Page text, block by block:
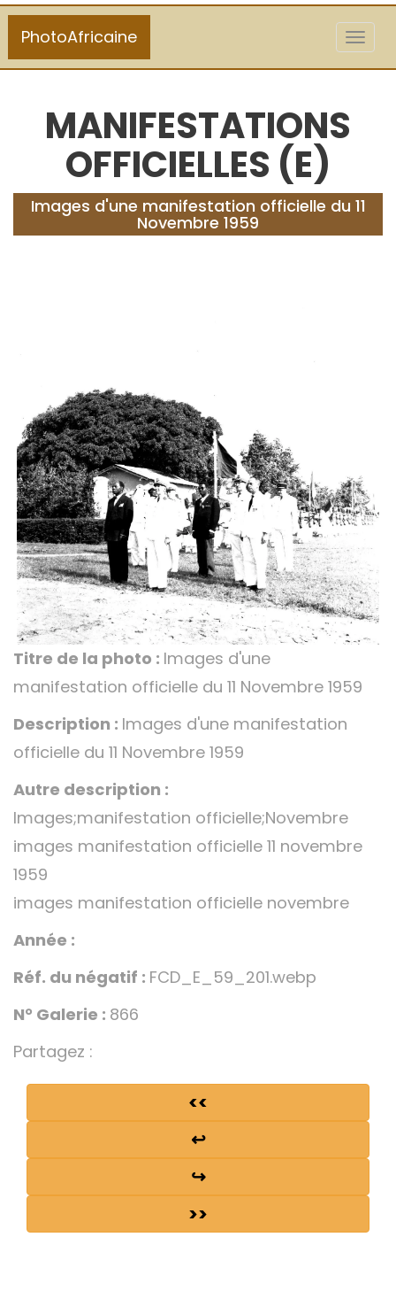
PhotoAfricaine
MANIFESTATIONS
OFFICIELLES (E)
Images d'une manifestation officielle du 11
Novembre 1959
Titre de la photo : Images d'une
manifestation officielle du 11 Novembre 1959
Description : Images d'une manifestation
officielle du 11 Novembre 1959
Autre description :
Images;manifestation officielle;Novembre
images manifestation officielle 11 novembre
1959
images manifestation officielle novembre
Année :
Réf. du négatif : FCD_E_59_201.webp
N° Galerie : 866
Partagez :
<<
↩
↪
>>